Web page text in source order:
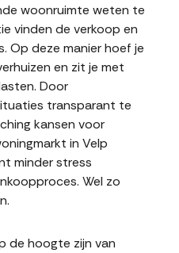
woonruimte weten te
vinden de verkoop en
Op deze manier hoef je
en zit je met
Door
transparant te
kansen voor
in Velp
minder stress
Wel zo
de hoogte zijn van